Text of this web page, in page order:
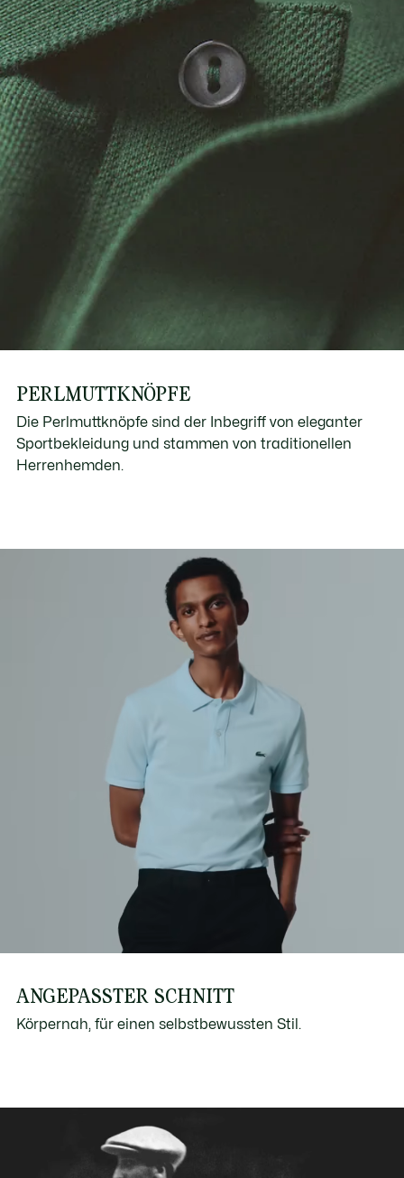
PERLMUTTKNÖPFE
Die Perlmuttknöpfe sind der Inbegriff von eleganter
Sportbekleidung und stammen von traditionellen
Herrenhemden.
ANGEPASSTER SCHNITT
Körpernah, für einen selbstbewussten Stil.